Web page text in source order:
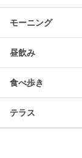
モーニング
昼飲み
食べ歩き
テラス